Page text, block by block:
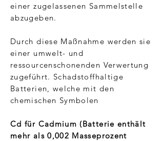
einer zugelassenen Sammelstelle
abzugeben.
Durch diese Maßnahme werden sie
einer umwelt- und
ressourcenschonenden Verwertung
zugeführt. Schadstoffhaltige
Batterien, welche mit den
chemischen Symbolen
Cd für Cadmium (Batterie enthält
mehr als 0,002 Masseprozent